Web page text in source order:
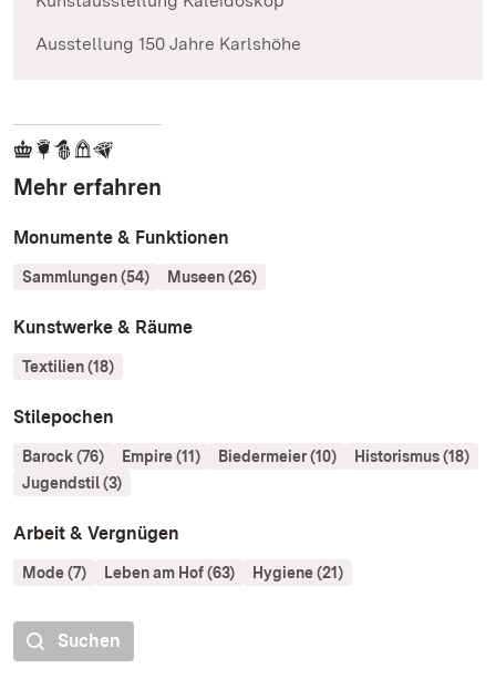
Ausstellung 150 Jahre Karlshöhe
Mehr erfahren
Monumente & Funktionen
Sammlungen (54) Museen (26)
Kunstwerke & Räume
Textilien (18)
Stilepochen
Barock (76) Empire (11) Biedermeier (10)
Historismus (18)
Jugendstil (3)
Arbeit & Vergnügen
Mode (7) Leben am Hof (63) Hygiene (21)
Suchen